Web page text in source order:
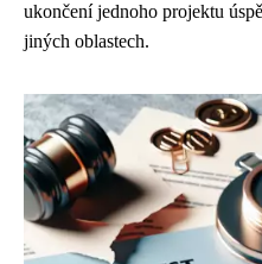
ukončení jednoho projektu
jiných oblastech.